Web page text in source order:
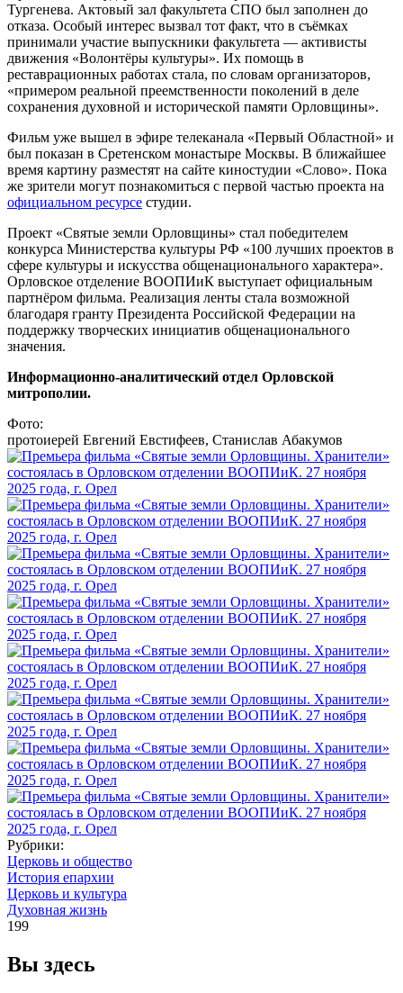
Тургенева. Актовый зал факультета СПО был заполнен до
отказа. Особый интерес вызвал тот факт, что в съёмках
принимали участие выпускники факультета — активисты
движения «Волонтёры культуры». Их помощь в
реставрационных работах стала, по словам организаторов,
«примером реальной преемственности поколений в деле
сохранения духовной и исторической памяти Орловщины».
Фильм уже вышел в эфире телеканала «Первый Областной» и
был показан в Сретенском монастыре Москвы. В ближайшее
время картину разместят на сайте киностудии «Слово». Пока
же зрители могут познакомиться с первой частью проекта на
официальном ресурсе студии.
Проект «Святые земли Орловщины» стал победителем
конкурса Министерства культуры РФ «100 лучших проектов в
сфере культуры и искусства общенационального характера».
Орловское отделение ВООПИиК выступает официальным
партнёром фильма. Реализация ленты стала возможной
благодаря гранту Президента Российской Федерации на
поддержку творческих инициатив общенационального
значения.
Информационно-аналитический отдел Орловской
митрополии.
Фото:
протоиерей Евгений Евстифеев, Станислав Абакумов
Рубрики:
Церковь и общество
История епархии
Церковь и культура
Духовная жизнь
199
Вы здесь